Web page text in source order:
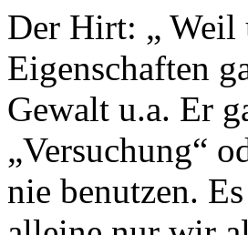
Der Hirt: „ Weil
Eigenschaften
Gewalt u.a. Er
„Versuchung“
nie benutzen.